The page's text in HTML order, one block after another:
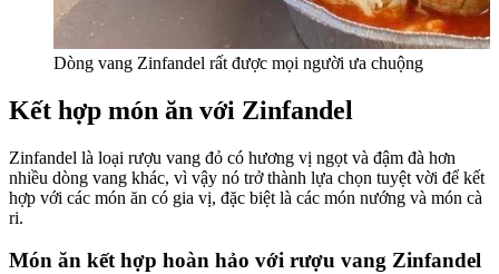
Dòng vang Zinfandel rất được mọi người ưa chuộng
Kết hợp món ăn với Zinfandel
Zinfandel là loại rượu vang đỏ có hương vị ngọt và đậm đà hơn
nhiều dòng vang khác, vì vậy nó trở thành lựa chọn tuyệt vời để kết
hợp với các món ăn có gia vị, đặc biệt là các món nướng và món cà
ri.
Món ăn kết hợp hoàn hảo với rượu vang Zinfandel